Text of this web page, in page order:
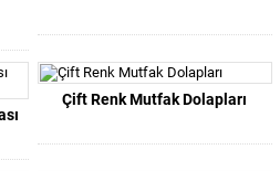
Çift Renk Mutfak Dolapları